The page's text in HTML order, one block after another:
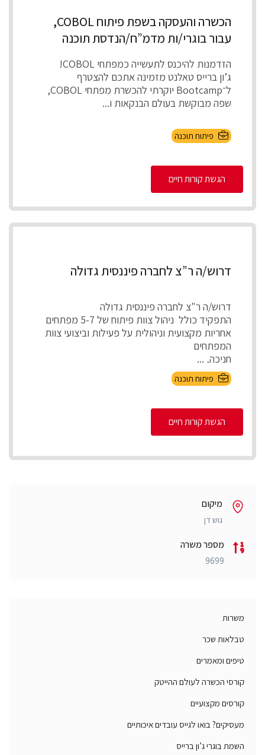
הכשרה והעסקה בשפת פיתוח COBOL,
עבור בוגרי/ות מדמ”ח/הנדסת תוכנה
הזדמנות להיכנס לתעשייה כמפתחי COBOL!
ג’ון ברייס טאלנט מזמינה אתכם להצטרף
ל־Bootcamp יוקרתי להכשרת מפתחי COBOL,
שפה מבוקשת בעולם הבנקאות ו...
פיתוח תוכנה
הגשת קורות חיים
דרוש/ה ר”צ לחברה פיננסית גדולה
דרוש/ה ר"צ לחברה פיננסית גדולה
התפקיד כולל ניהול צוות פיתוח של 5-7 מפתחים
אחריות מקצועית וניהולית על פעילות וביצועי צוות
המפתחים
חניכה, ...
פיתוח תוכנה
הגשת קורות חיים
מיקום
גוש דן
מספר משרה
9699
משרות
טבלאות שכר
טיפים ומאמרים
קורסי הכשרה לעולם ההייטק
קורסים מקצועיים
מעסיקים? בואו לגייס עובדים איכותיים
השמת בוגרי ג’ון ברייס